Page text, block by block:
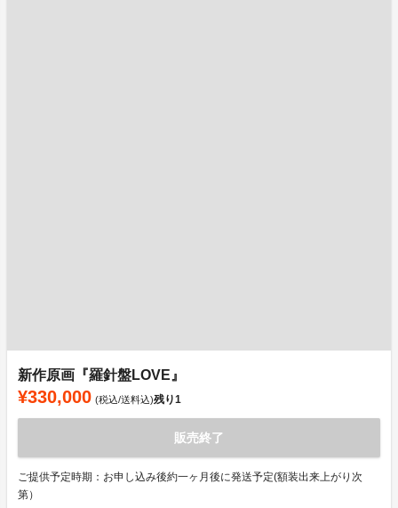
新作原画『羅針盤LOVE』
¥330,000 (税込/送料込)残り1
販売終了
ご提供予定時期：お申し込み後約一ヶ月後に発送予定(額装出来上がり次
第）